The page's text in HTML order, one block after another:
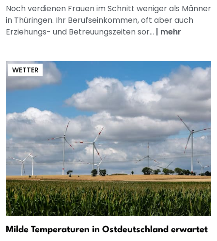
Noch verdienen Frauen im Schnitt weniger als Männer
in Thüringen. Ihr Berufseinkommen, oft aber auch
Erziehungs- und Betreuungszeiten sor... | mehr
WETTER
Milde Temperaturen in Ostdeutschland erwartet